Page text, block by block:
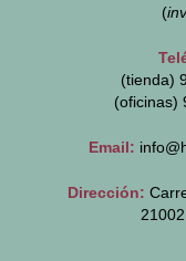
(
(tienda)
(oficinas)
Email:
Dirección: